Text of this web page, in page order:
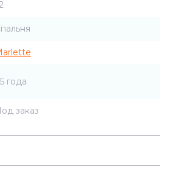
года
заказ